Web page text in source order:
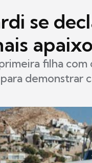
se
filha
para demonstrar